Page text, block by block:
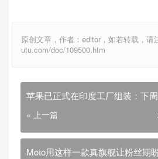
原创文章，作者：editor，如若转载，请
utu.com/doc/109500.htm
苹果已正式在印度工厂组装：下
« 上一篇
Moto用这样一款真旗舰让粉丝期